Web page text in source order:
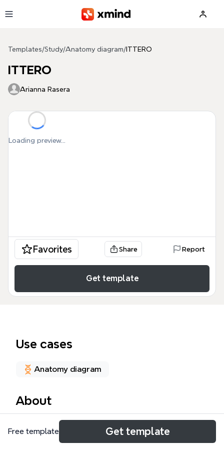
Templates/Study/Anatomy diagram/ ITTERO
ITTERO
Arianna Rasera
Loading preview...
Favorites Share Report
Get template
Use cases
Anatomy diagram
About
Il template ITTERO è una mappa mentale
dettagliata progettata per studenti di medicina e
Free template Get template